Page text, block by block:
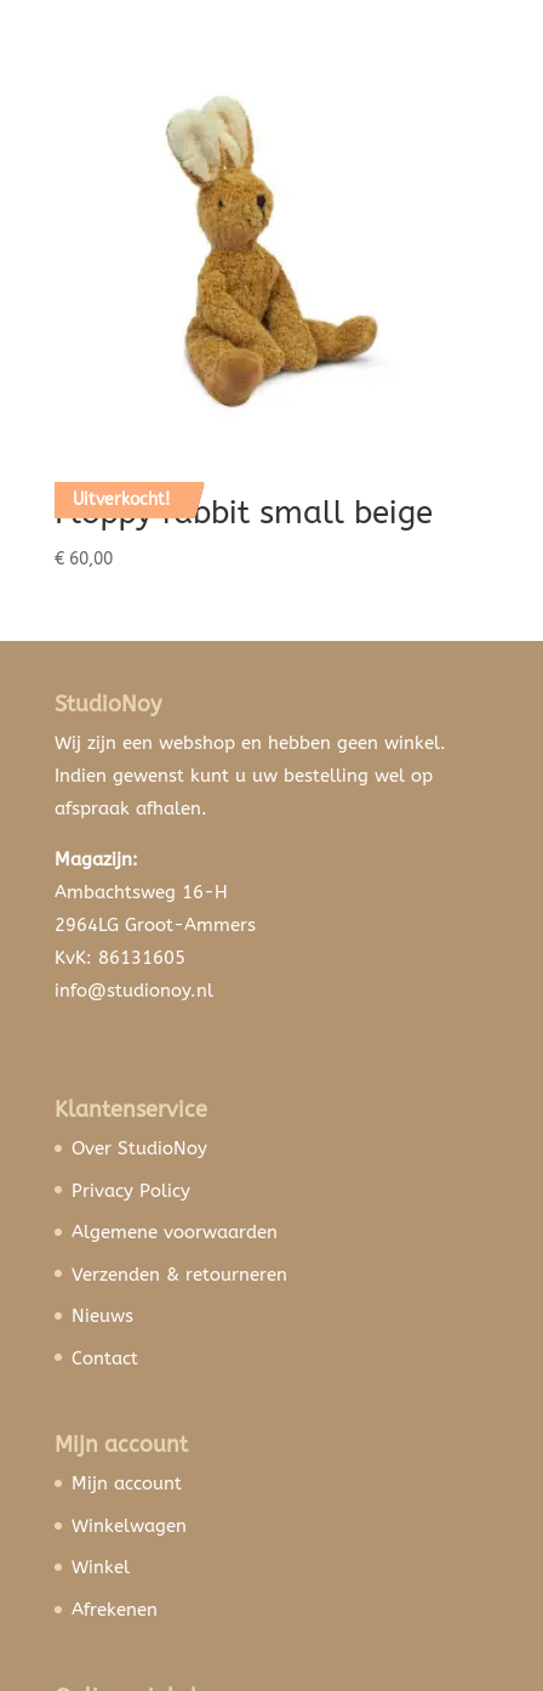
Uitverkocht!
Floppy rabbit small beige
€60,00
StudioNoy
Wij zijn een webshop en hebben geen winkel.
Indien gewenst kunt u uw bestelling wel op
afspraak afhalen.
Magazijn:
Ambachtsweg 16-H
2964LG Groot-Ammers
KvK: 86131605
info@studionoy.nl
Klantenservice
Over StudioNoy
Privacy Policy
Algemene voorwaarden
Verzenden & retourneren
Nieuws
Contact
Mijn account
Mijn account
Winkelwagen
Winkel
Afrekenen